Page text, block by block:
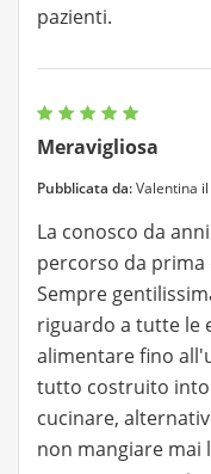
pazienti.
Meravigliosa
Pubblicata da:Valentina
La conosco da
percorso da prima
Sempre
riguardo a tutte le
alimentare fino
tutto costruito
cucinare,
non mangiare mai